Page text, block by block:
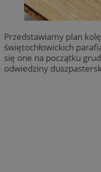
Przedstawiamy plan
świętochłowickich
się one na początku
odwiedziny